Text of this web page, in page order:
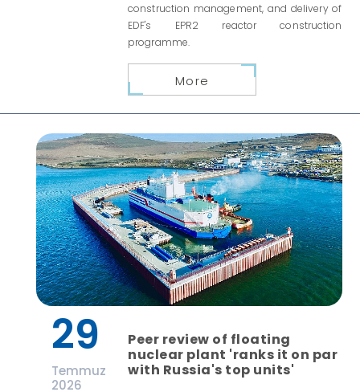
construction management, and delivery of
EDF's EPR2 reactor construction
programme.
More
29
Temmuz
2026
Peer review of floating
nuclear plant 'ranks it on par
with Russia's top units'